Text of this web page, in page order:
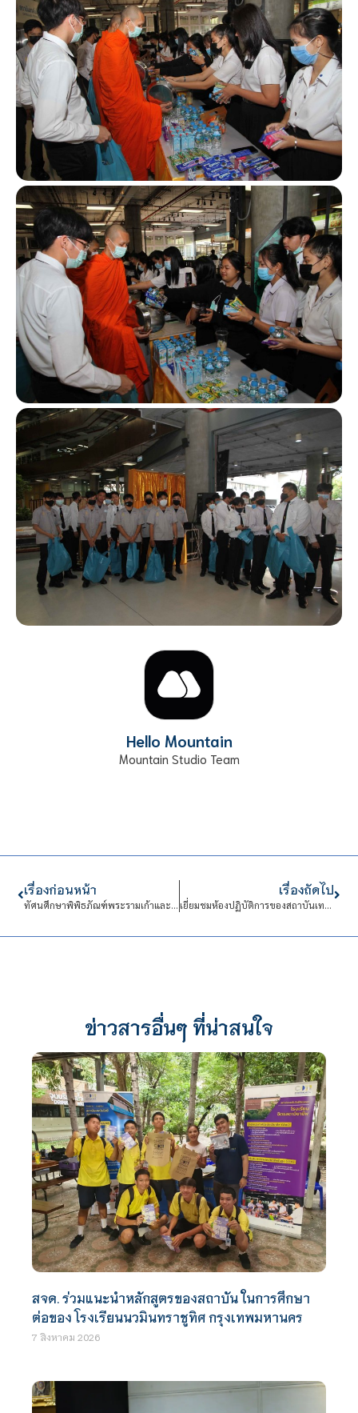
Hello Mountain
Mountain Studio Team
เรื่องก่อนหน้า
ทัศนศึกษาพิพิธภัณฑ์พระรามเก้าและเข้าอบรมเชิงปฎิบัติการ
เรื่องถัดไป
เยี่ยมชมห้องปฏิบัติการของสถาบันเทคโนโลยีแห่งเอเชีย
ข่าวสารอื่นๆ ที่น่าสนใจ
สจด. ร่วมแนะนำหลักสูตรของสถาบัน ในการศึกษา
ต่อของ โรงเรียนนวมินทราชูทิศ กรุงเทพมหานคร
7 สิงหาคม 2026